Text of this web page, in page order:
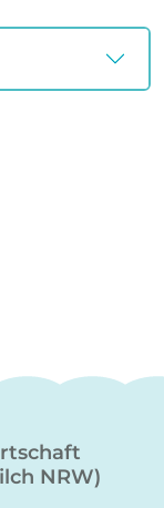
NRW)